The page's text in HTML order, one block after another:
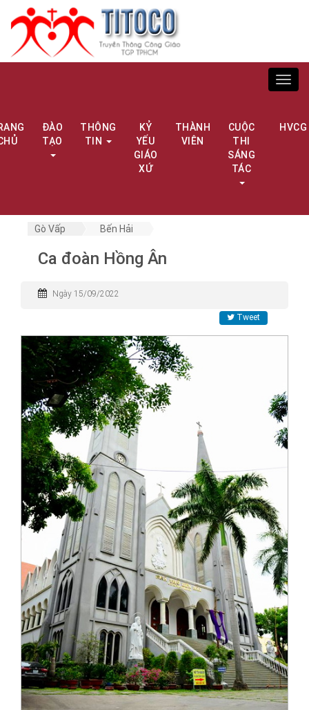
ĐÀO
TẠO
THÔNG
TIN
KỶ
YẾU
GIÁO
XỨ
THÀNH
VIÊN
CUỘC
THI
SÁNG
TÁC
HVCG
Gò Vấp Bến Hải
Ca đoàn Hồng Ân
Ngày 15/09/2022
Tweet